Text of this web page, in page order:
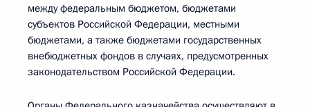
между федеральным бюджетом, бюджетами
субъектов Российской Федерации, местными
бюджетами, а также бюджетами государственных
внебюджетных фондов в случаях, предусмотренных
законодательством Российской Федерации.